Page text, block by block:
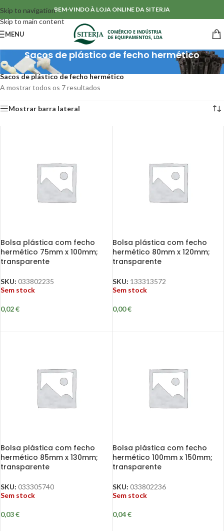
Skip to navigation
Skip to main content
BEM-VINDO À LOJA ONLINE DA SITERJA
MENU
Sacos de plástico de fecho hermético
Início/ Acessórios para Cablagens
Sacos de plástico de fecho hermético
A mostrar todos os 7 resultados
Mostrar barra lateral
Bolsa plástica com fecho
hermético 75mm x 100mm;
transparente
SKU: 033802235
Sem stock
0,02€
Bolsa plástica com fecho
hermético 80mm x 120mm;
transparente
SKU: 133313572
Sem stock
0,00€
Bolsa plástica com fecho
hermético 85mm x 130mm;
transparente
SKU: 033305740
Sem stock
0,03€
Bolsa plástica com fecho
hermético 100mm x 150mm;
transparente
SKU: 033802236
Sem stock
0,04€